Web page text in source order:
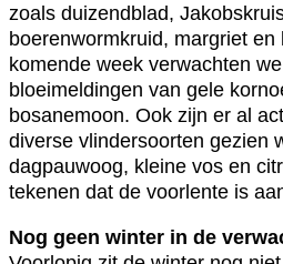
zoals duizendblad,
boerenwormkruid, margriet en
komende week verwachten
bloeimeldingen van gele
bosanemoon. Ook zijn er al
diverse vlindersoorten gezien
dagpauwoog, kleine vos en
tekenen dat de voorlente is
Nog geen winter in de